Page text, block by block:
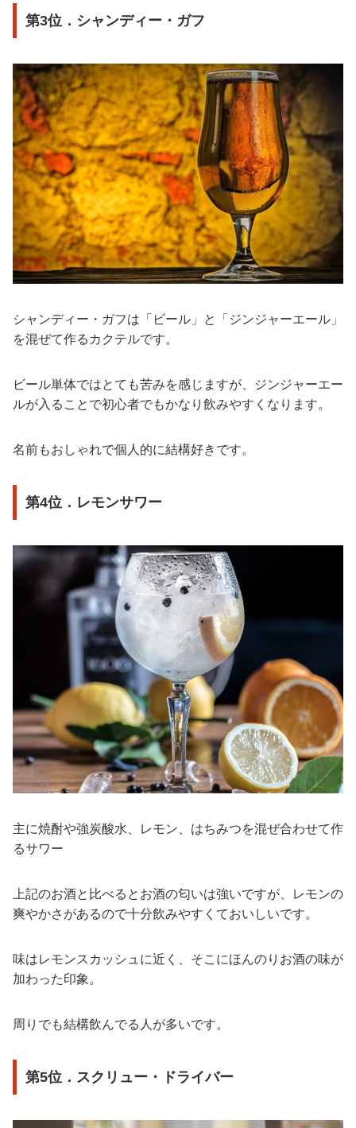
第3位．シャンディー・ガフ
シャンディー・ガフは「ビール」と「ジンジャーエール」
を混ぜて作るカクテルです。
ビール単体ではとても苦みを感じますが、ジンジャーエー
ルが入ることで初心者でもかなり飲みやすくなります。
名前もおしゃれで個人的に結構好きです。
第4位．レモンサワー
主に焼酎や強炭酸水、レモン、はちみつを混ぜ合わせて作
るサワー
上記のお酒と比べるとお酒の匂いは強いですが、レモンの
爽やかさがあるので十分飲みやすくておいしいです。
味はレモンスカッシュに近く、そこにほんのりお酒の味が
加わった印象。
周りでも結構飲んでる人が多いです。
第5位．スクリュー・ドライバー